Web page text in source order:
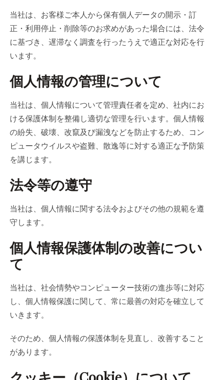
当社は、お客様ご本人から保有個人データの開示・訂
正・利用停止・削除等のお求めがあった場合には、法令
に基づき、遅滞なく調査を行ったうえで適正な対応を行
います。
個人情報の管理について
当社は、個人情報について管理責任者を定め、社内にお
ける保護体制を整備し適切な管理を行います。個人情報
の紛失、破壊、改竄及び漏洩などを防止するため、コン
ピュータウイルスや盗難、散逸等に対する適正な予防策
を講じます。
法令等の遵守
当社は、個人情報に関する法令およびその他の規範を遵
守します。
個人情報保護体制の改善につい
て
当社は、社会情勢やコンピューター技術の進歩等に対応
し、個人情報保護に関して、常に最善の対応を確立して
いきます。
そのため、個人情報の保護体制を見直し、改善すること
があります。